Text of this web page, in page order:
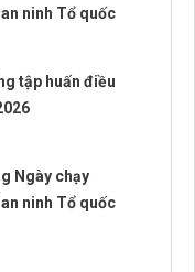
ninh Tổ quốc
tập huấn điều
Ngày chạy
ninh Tổ quốc